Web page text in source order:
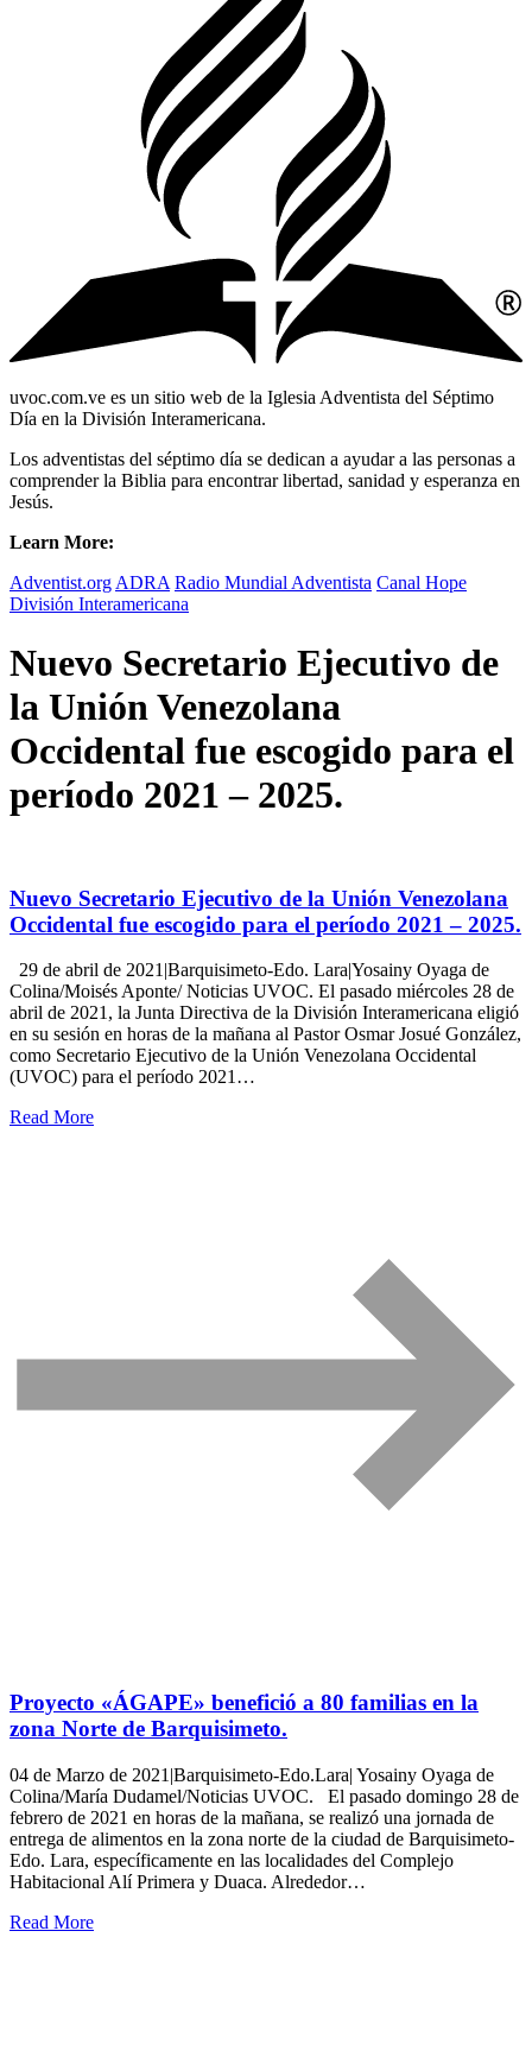
uvoc.com.ve es un sitio web de la Iglesia Adventista del Séptimo
Día en la División Interamericana.
Los adventistas del séptimo día se dedican a ayudar a las personas a
comprender la Biblia para encontrar libertad, sanidad y esperanza en
Jesús.
Learn More:
Adventist.org ADRA Radio Mundial Adventista Canal Hope
División Interamericana
Nuevo Secretario Ejecutivo de
la Unión Venezolana
Occidental fue escogido para el
período 2021 – 2025.
Nuevo Secretario Ejecutivo de la Unión Venezolana
Occidental fue escogido para el período 2021 – 2025.
29 de abril de 2021|Barquisimeto-Edo. Lara|Yosainy Oyaga de
Colina/Moisés Aponte/ Noticias UVOC. El pasado miércoles 28 de
abril de 2021, la Junta Directiva de la División Interamericana eligió
en su sesión en horas de la mañana al Pastor Osmar Josué González,
como Secretario Ejecutivo de la Unión Venezolana Occidental
(UVOC) para el período 2021…
Read More
Proyecto «ÁGAPE» benefició a 80 familias en la
zona Norte de Barquisimeto.
04 de Marzo de 2021|Barquisimeto-Edo.Lara| Yosainy Oyaga de
Colina/María Dudamel/Noticias UVOC. El pasado domingo 28 de
febrero de 2021 en horas de la mañana, se realizó una jornada de
entrega de alimentos en la zona norte de la ciudad de Barquisimeto-
Edo. Lara, específicamente en las localidades del Complejo
Habitacional Alí Primera y Duaca. Alrededor…
Read More